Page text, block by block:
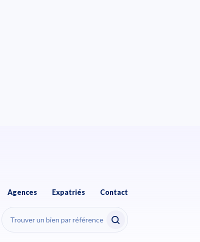
Agences Expatriés Contact